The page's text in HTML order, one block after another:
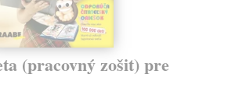
(pracovný zošit) pre